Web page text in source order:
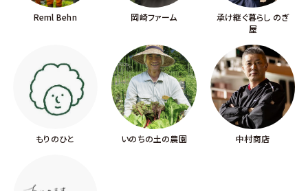
Reml Behn 岡崎ファーム
承け継ぐ暮らし のぎ
屋
もりのひと いのちの土の農園 中村商店